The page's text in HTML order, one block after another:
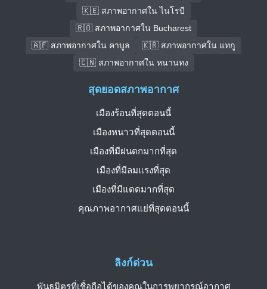
🇰🇪 สภาพอากาศใน ไนโรบี
🇷🇴 สภาพอากาศใน Bucharest
🇦🇫 สภาพอากาศใน คาบูล
🇰🇷 สภาพอากาศใน แทกู
🇨🇳 สภาพอากาศใน หนานทง
ลิงก์ด่วน
พันธมิตรที่เชื่อถือได้ของคุณในการพยากรณ์อากาศ
สุดยอดสภาพอากาศ
เมืองร้อนที่สุดตอนนี้
เมืองหนาวที่สุดตอนนี้
เมืองที่มีฝนตกมากที่สุด
เมืองที่มีลมแรงที่สุด
เมืองที่มีแดดมากที่สุด
คุณภาพอากาศแย่ที่สุดตอนนี้